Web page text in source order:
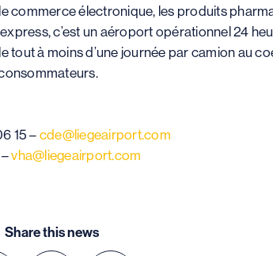
commerce électronique, les produits
c’est un aéroport opérationnel 24
à moins d’une journée par camion au
15 –cde@liegeairport.com
–vha@liegeairport.com
Share this news